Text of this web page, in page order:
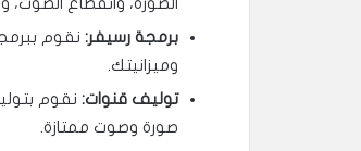
الصورة، وانقطاع الصوت،
برمجة رسيفر: نقوم
وميزانيتك.
توليف قنوات: نقوم
صورة وصوت ممتازة.